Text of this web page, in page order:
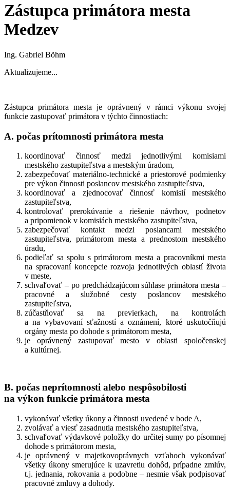
Zástupca primátora mesta
Medzev
Ing. Gabriel Böhm
Aktualizujeme...
Zástupca primátora mesta je oprávnený v rámci výkonu svojej
funkcie zastupovať primátora v týchto činnostiach:
A. počas prítomnosti primátora mesta
koordinovať činnosť medzi jednotlivými komisiami
mestského zastupiteľstva a mestským úradom,
zabezpečovať materiálno-technické a priestorové podmienky
pre výkon činnosti poslancov mestského zastupiteľstva,
koordinovať a zjednocovať činnosť komisií mestského
zastupiteľstva,
kontrolovať prerokúvanie a riešenie návrhov, podnetov
a pripomienok v komisiách mestského zastupiteľstva,
zabezpečovať kontakt medzi poslancami mestského
zastupiteľstva, primátorom mesta a prednostom mestského
úradu,
podieľať sa spolu s primátorom mesta a pracovníkmi mesta
na spracovaní koncepcie rozvoja jednotlivých oblastí života
v meste,
schvaľovať – po predchádzajúcom súhlase primátora mesta –
pracovné a služobné cesty poslancov mestského
zastupiteľstva,
zúčastňovať sa na previerkach, na kontrolách
a na vybavovaní sťažností a oznámení, ktoré uskutočňujú
orgány mesta po dohode s primátorom mesta,
je oprávnený zastupovať mesto v oblasti spoločenskej
a kultúrnej.
B. počas neprítomnosti alebo nespôsobilosti
na výkon funkcie primátora mesta
vykonávať všetky úkony a činnosti uvedené v bode A,
zvolávať a viesť zasadnutia mestského zastupiteľstva,
schvaľovať výdavkové položky do určitej sumy po písomnej
dohode s primátorom mesta,
je oprávnený v majetkovoprávnych vzťahoch vykonávať
všetky úkony smerujúce k uzavretiu dohôd, prípadne zmlúv,
t.j. jednania, rokovania a podobne – nesmie však podpisovať
pracovné zmluvy a dohody.